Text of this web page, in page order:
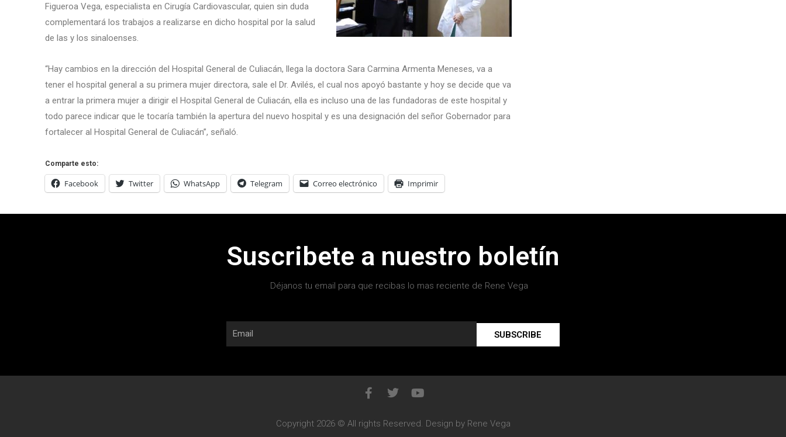
Figueroa Vega, especialista en Cirugía Cardiovascular, quien sin duda
complementará los trabajos a realizarse en dicho hospital por la salud
de las y los sinaloenses.
“Hay cambios en la dirección del Hospital General de Culiacán, llega la doctora Sara Carmina Armenta Meneses, va a
tener el hospital general a su primera mujer directora, sale el Dr. Avilés, el cual nos apoyó bastante y hoy se decide que va
a entrar la primera mujer a dirigir el Hospital General de Culiacán, ella es incluso una de las fundadoras de este hospital y
todo parece indicar que le tocaría también la apertura del nuevo hospital y es una designación del señor Gobernador para
fortalecer al Hospital General de Culiacán”, señaló.
Comparte esto:
Facebook Twitter WhatsApp Telegram Correo electrónico Imprimir
Suscribete a nuestro boletín
Déjanos tu email para que recibas lo mas reciente de Rene Vega
SUBSCRIBE
Copyright 2026 © All rights Reserved. Design by Rene Vega